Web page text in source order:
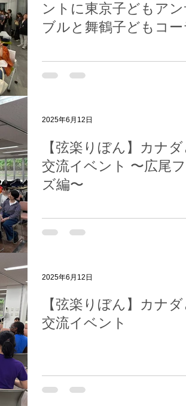
ントに東京子どもアン
ブルと舞鶴子どもコー
マの子どもたちが参
【弦楽りぼん】カナ
交流イベント 〜広尾
ズ編〜
2025年6月12日
【弦楽りぼん】カナ
交流イベント
2025年6月12日